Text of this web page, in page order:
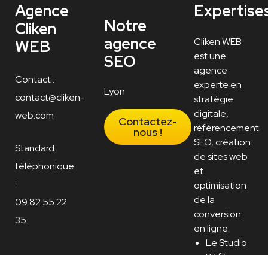
Agence
Cliken
WEB
Contact :
contact@cliken-
web.com
Standard
téléphonique
:
09 82 55 22
35
Notre
agence
SEO
Lyon
Contactez-
nous !
Cliken WEB
est une
agence
experte en
stratégie
digitale,
référencement
SEO, création
de sites web
et
optimisation
de la
conversion
en ligne.
Le Studio